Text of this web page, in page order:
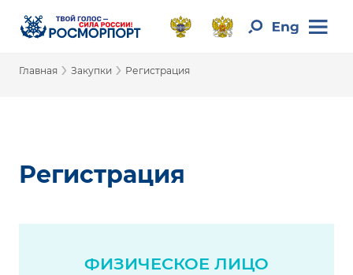
Главная › Закупки › Регистрация
Регистрация
ФИЗИЧЕСКОЕ ЛИЦО